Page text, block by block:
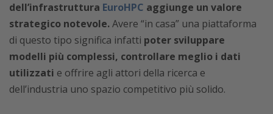
dell’infrastruttura EuroHPC aggiunge un valore
strategico notevole.Avere “in casa” una piattaforma
di questo tipo significa infatti poter sviluppare
modelli più complessi, controllare meglio i dati
utilizzati e offrire agli attori della ricerca e
dell’industria uno spazio competitivo più solido.